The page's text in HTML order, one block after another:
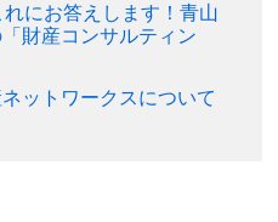
にお答えします！青山
財産コンサルティン
ットワークスについて